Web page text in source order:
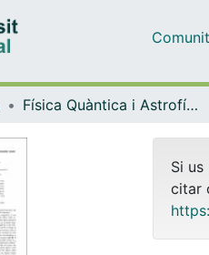
Física Quàntica i Astrofísica
Si
citar